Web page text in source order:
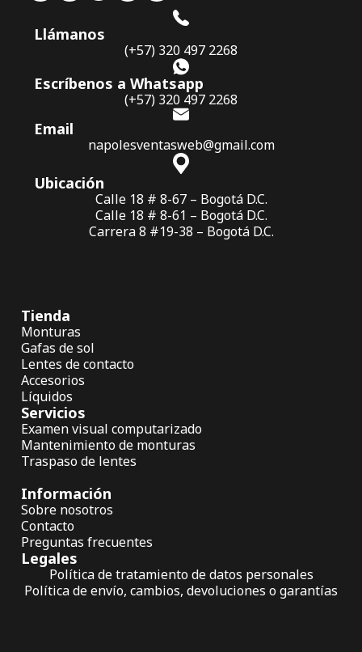
Llámanos
(+57) 320 497 2268
Escríbenos a Whatsapp
(+57) 320 497 2268
Email
napolesventasweb@gmail.com
Ubicación
Calle 18 # 8-67 – Bogotá D.C.
Calle 18 # 8-61 – Bogotá D.C.
Carrera 8 #19-38 – Bogotá D.C.
Tienda
Monturas
Gafas de sol
Lentes de contacto
Accesorios
Líquidos
Servicios
Examen visual computarizado
Mantenimiento de monturas
Traspaso de lentes
Información
Sobre nosotros
Contacto
Preguntas frecuentes
Legales
Política de tratamiento de datos personales
Política de envío, cambios, devoluciones o garantías